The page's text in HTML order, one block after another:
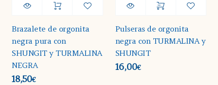
Brazalete de orgonita
negra pura con
SHUNGIT y TURMALINA
NEGRA
18,50€
Pulseras de orgonita
negra con TURMALINA y
SHUNGIT
16,00€